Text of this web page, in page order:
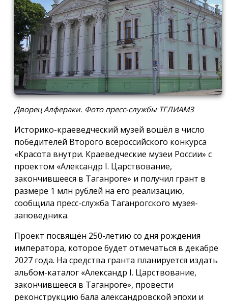
Дворец Алфераки. Фото пресс-службы ТГЛИАМЗ
Историко-краеведческий музей вошёл в число
победителей Второго всероссийского конкурса
«Красота внутри. Краеведческие музеи России» с
проектом «Александр I. Царствование,
закончившееся в Таганроге» и получил грант в
размере 1 млн рублей на его реализацию,
сообщила пресс-служба Таганрогского музея-
заповедника.
Проект посвящён 250-летию со дня рождения
императора, которое будет отмечаться в декабре
2027 года. На средства гранта планируется издать
альбом-каталог «Александр I. Царствование,
закончившееся в Таганроге», провести
реконструкцию бала александровской эпохи и